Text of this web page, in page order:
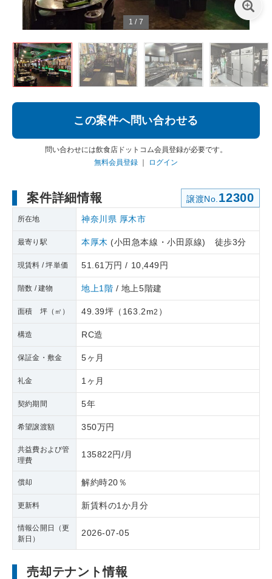
1 / 7
この案件へ問い合わせる
問い合わせには飲食店ドットコム会員登録が必要です。
無料会員登録
ログイン
案件詳細情報 譲渡No. 12300
所在地 神奈川県 厚木市
最寄り駅 本厚木 (小田急本線・小田原線) 徒歩3分
現賃料 / 坪単価 51.61万円 / 10,449円
階数 / 建物 地上1階 / 地上5階建
面積 坪（㎡） 49.39坪 （ 163.2m2 ）
構造 RC造
保証金・敷金 5ヶ月
礼金 1ヶ月
契約期間 5年
希望譲渡額 350万円
共益費および管
理費
135822円/月
償却 解約時20％
更新料 新賃料の1か月分
情報公開日（更
新日）
2026-07-05
売却テナント情報